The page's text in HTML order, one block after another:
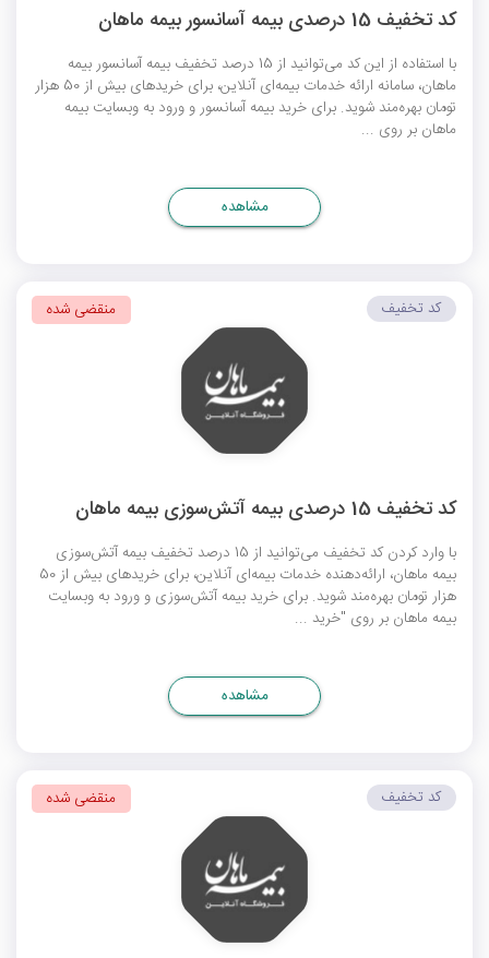
کد تخفیف 15 درصدی بیمه آسانسور بیمه ماهان
با استفاده از این کد می‌توانید از 15 درصد تخفیف بیمه آسانسور بیمه
ماهان، سامانه ارائه خدمات بیمه‌ای آنلاین، برای خریدهای بیش از 50 هزار
تومان بهره‌مند شوید. برای خرید بیمه آسانسور و ورود به وبسایت بیمه
ماهان بر روی ...
مشاهده
کد تخفیف 15 درصدی بیمه آتش‌سوزی بیمه ماهان
با وارد کردن کد تخفیف می‌توانید از 15 درصد تخفیف بیمه آتش‌سوزی
بیمه ماهان، ارائه‌دهنده خدمات بیمه‌ای آنلاین، برای خریدهای بیش از 50
هزار تومان بهره‌مند شوید. برای خرید بیمه آتش‌سوزی و ورود به وبسایت
بیمه ماهان بر روی "خرید ...
کد تخفیف منقضی شده
مشاهده
کد تخفیف منقضی شده